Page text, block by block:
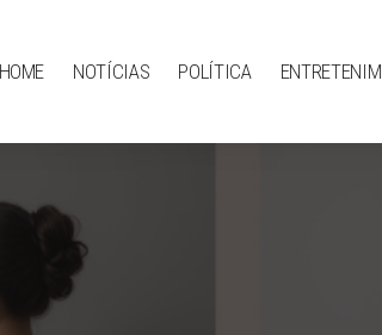
HOME NOTÍCIAS POLÍTICA